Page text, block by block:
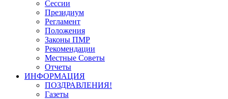
Сессии
Президиум
Регламент
Положения
Законы ПМР
Рекомендации
Местные Советы
Отчеты
ИНФОРМАЦИЯ
ПОЗДРАВЛЕНИЯ!
Газеты